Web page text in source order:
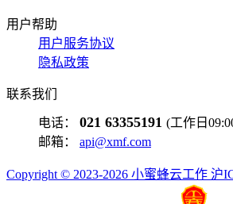
用户帮助
用户服务协议
隐私政策
联系我们
电话： 021 63355191 (工作日
邮箱： api@xmf.com
Copyright © 2023-2026 小蜜蜂云工作 沪